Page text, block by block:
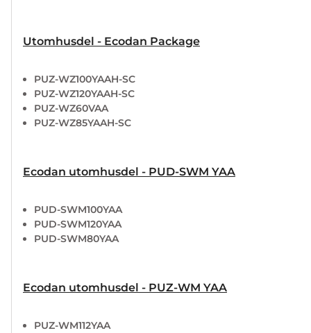
Utomhusdel - Ecodan Package
PUZ-WZ100YAAH-SC
PUZ-WZ120YAAH-SC
PUZ-WZ60VAA
PUZ-WZ85YAAH-SC
Ecodan utomhusdel - PUD-SWM YAA
PUD-SWM100YAA
PUD-SWM120YAA
PUD-SWM80YAA
Ecodan utomhusdel - PUZ-WM YAA
PUZ-WM112YAA